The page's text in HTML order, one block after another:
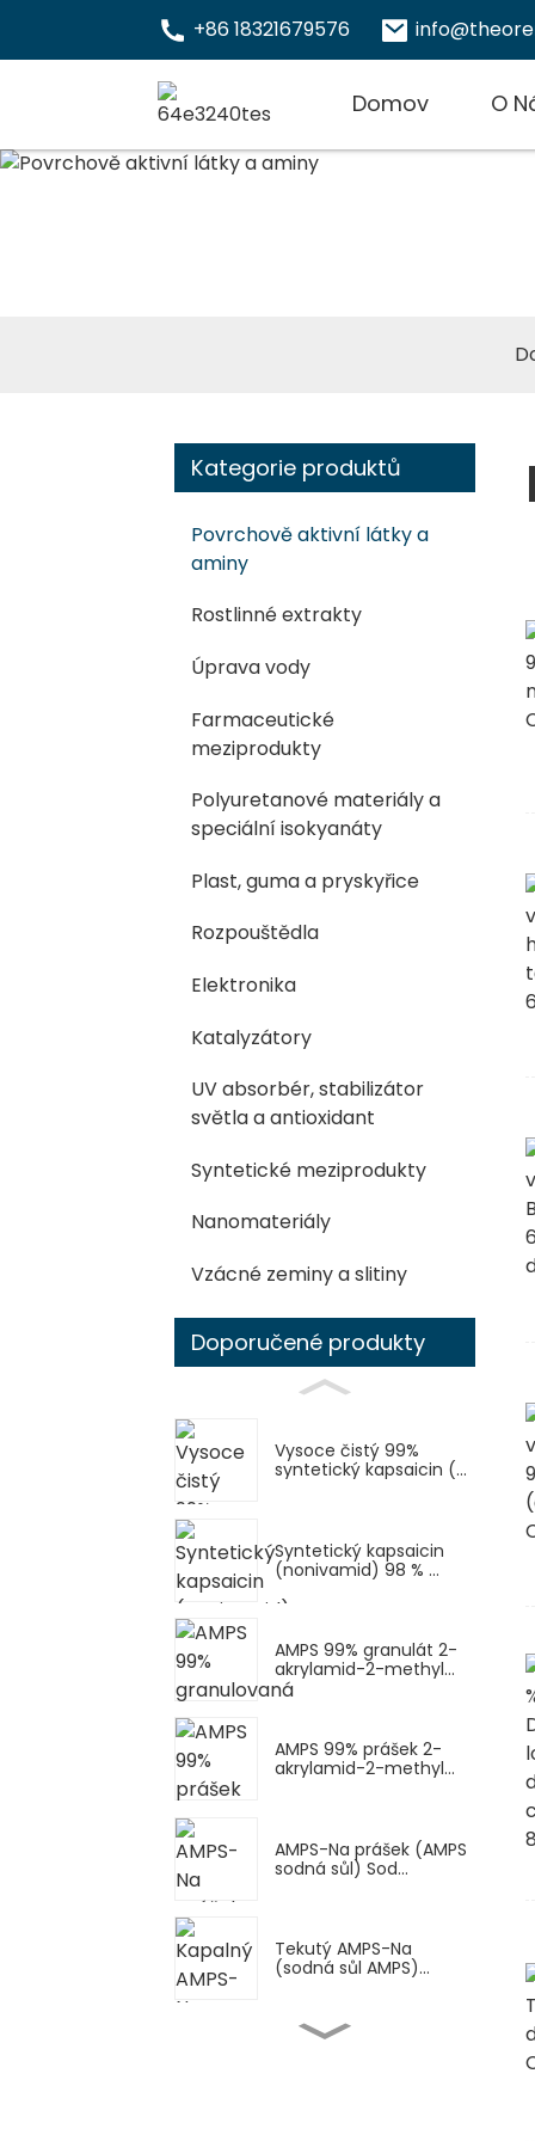
+86 18321679576
Domov O
Kategorie produktů
Povrchově aktivní látky a
aminy
Rostlinné extrakty
Úprava vody
Farmaceutické
meziprodukty
Polyuretanové materiály a
speciální isokyanáty
Plast, guma a pryskyřice
Rozpouštědla
Elektronika
Katalyzátory
UV absorbér, stabilizátor
světla a antioxidant
Syntetické meziprodukty
Nanomateriály
Vzácné zeminy a slitiny
Doporučené produkty
Vysoce čistý 99%
syntetický kapsaicin (...
Syntetický kapsaicin
(nonivamid) 98 % ...
AMPS 99% granulát 2-
akrylamid-2-methyl...
AMPS 99% prášek 2-
akrylamid-2-methyl...
AMPS-Na prášek (AMPS
sodná sůl) Sod...
Tekutý AMPS-Na
(sodná sůl AMPS)...
Vysoce čistý